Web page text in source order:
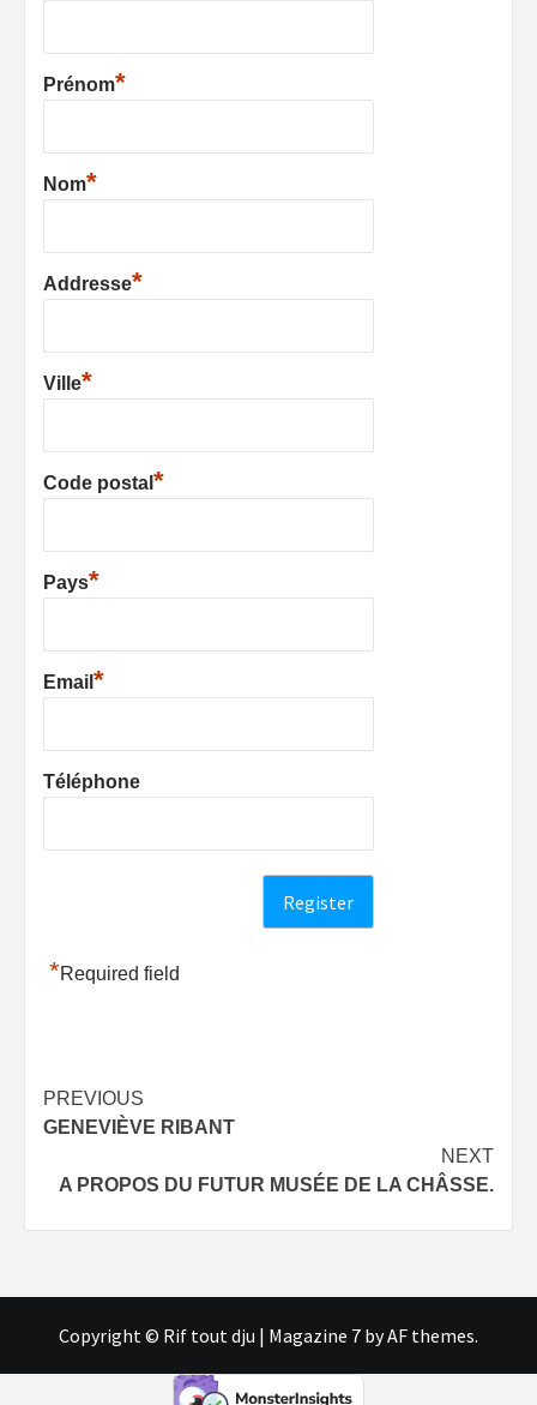
Prénom*
Nom*
Addresse*
Ville*
Code postal *
Pays*
Email *
Téléphone
*Required field
Post
navigation
PREVIOUS
GENEVIÈVE RIBANT
NEXT
A PROPOS DU FUTUR MUSÉE DE LA CHÂSSE.
Copyright © Rif tout dju | Magazine 7 by AF themes.